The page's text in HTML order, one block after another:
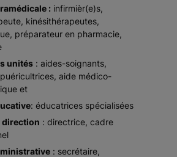
: infirmièr(e)s,
kinésithérapeutes,
préparateur en pharmacie,
unités : aides-soignants,
aide médico-
et
: éducatrices spécialisées
direction : directrice, cadre
: secrétaire,